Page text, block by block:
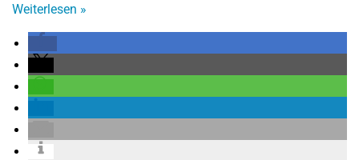
Weiterlesen »